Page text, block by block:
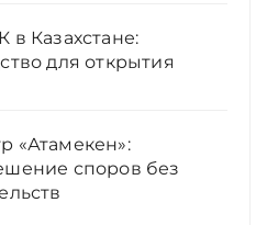
Казахстане:
для открытия
«Атамекен»:
споров без